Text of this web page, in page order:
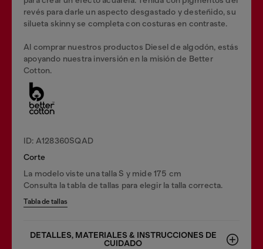
revés para darle un aspecto desgastado y desteñido, su
silueta skinny se completa con costuras en contraste.
Al comprar nuestros productos Diesel de algodón, estás
apoyando nuestra inversión en la misión de Better
Cotton.
ID: A128360SQAD
Corte
La modelo viste una talla S y mide 175 cm
Consulta la tabla de tallas para elegir la talla correcta.
Tabla de tallas
DETALLES, MATERIALES & INSTRUCCIONES DE
CUIDADO